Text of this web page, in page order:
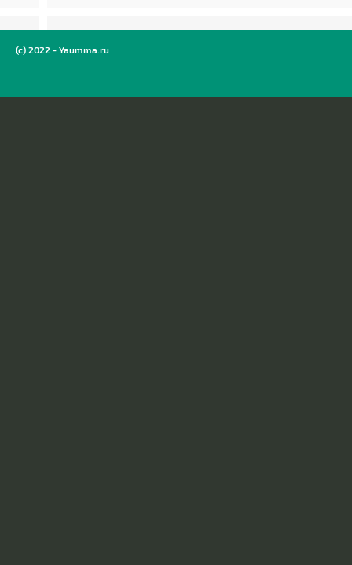
(c) 2022 - Yaumma.ru